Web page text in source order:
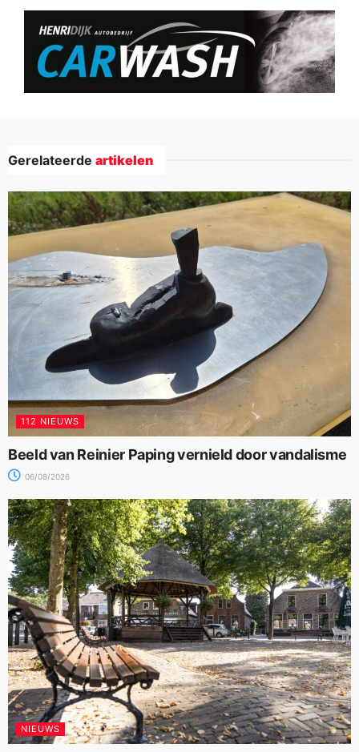
Gerelateerde artikelen
112 NIEUWS
Beeld van Reinier Paping vernield door vandalisme
06/08/2026
NIEUWS